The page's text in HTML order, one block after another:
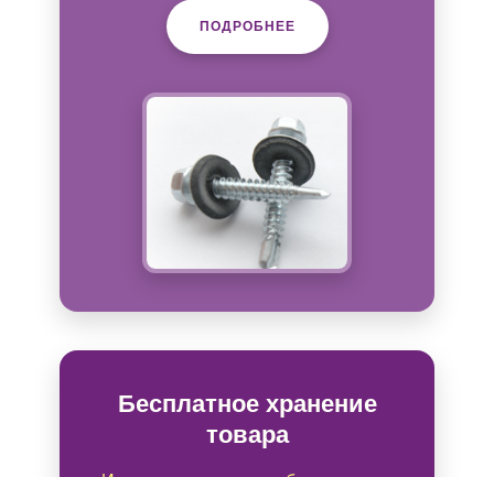
ПОДРОБНЕЕ
Бесплатное хранение
товара